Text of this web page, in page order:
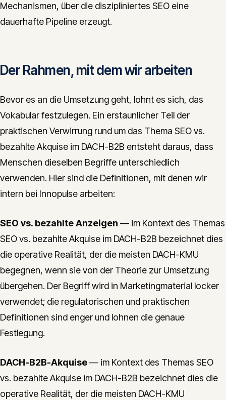
Mechanismen, über die diszipliniertes SEO eine
dauerhafte Pipeline erzeugt.
Der Rahmen, mit dem wir arbeiten
Bevor es an die Umsetzung geht, lohnt es sich, das
Vokabular festzulegen. Ein erstaunlicher Teil der
praktischen Verwirrung rund um das Thema SEO vs.
bezahlte Akquise im DACH-B2B entsteht daraus, dass
Menschen dieselben Begriffe unterschiedlich
verwenden. Hier sind die Definitionen, mit denen wir
intern bei Innopulse arbeiten:
SEO vs. bezahlte Anzeigen — im Kontext des Themas
SEO vs. bezahlte Akquise im DACH-B2B bezeichnet dies
die operative Realität, der die meisten DACH-KMU
begegnen, wenn sie von der Theorie zur Umsetzung
übergehen. Der Begriff wird in Marketingmaterial locker
verwendet; die regulatorischen und praktischen
Definitionen sind enger und lohnen die genaue
Festlegung.
DACH-B2B-Akquise— im Kontext des Themas SEO
vs. bezahlte Akquise im DACH-B2B bezeichnet dies die
operative Realität, der die meisten DACH-KMU